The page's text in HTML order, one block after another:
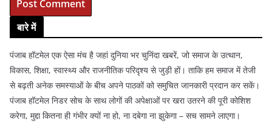
बारे में
पंजाब हॉटमेल एक ऐसा मंच है जहां दुनिया भर चुनिंदा खबरें, जो समाज के उत्थान,
विकास, शिक्षा, स्वास्थ्य और राजनीतिक परिदृश्य से जुड़ी हों। ताकि हम समाज में तेजी
से बढ़ती अनेक समस्याओं के बीच अपने पाठकों को समुचित जानकारी प्रदान कर सकें।
पंजाब हॉटमेल निडर सोच के साथ लोगों की अपेक्षाओं पर खरा उतरने की पूरी कोशिश
करेगा, मुद्दा कितना ही गंभीर क्यों ना हो, ना दबेगा ना झुकेगा – सच सामने लाएगा।